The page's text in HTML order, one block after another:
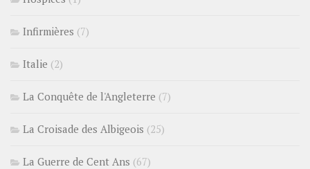
Infirmières (7)
Italie (2)
La Conquête de l'Angleterre (7)
La Croisade des Albigeois (25)
La Guerre de Cent Ans (67)